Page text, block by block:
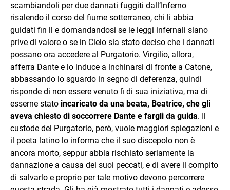
scambiandoli per due dannati fuggiti dall’Inferno
risalendo il corso del fiume sotterraneo, chi li abbia
guidati fin lì e domandandosi se le leggi infernali siano
prive di valore o se in Cielo sia stato deciso che i dannati
possano ora accedere al Purgatorio. Virgilio, allora,
afferra Dante e lo induce a inchinarsi di fronte a Catone,
abbassando lo sguardo in segno di deferenza, quindi
risponde di non essere venuto lì di sua iniziativa, ma di
esserne stato incaricato da una beata, Beatrice, che gli
aveva chiesto di soccorrere Dante e fargli da guida. Il
custode del Purgatorio, però, vuole maggiori spiegazioni e
il poeta latino lo informa che il suo discepolo non è
ancora morto, seppur abbia rischiato seriamente la
dannazione a causa dei suoi peccati, e di avere il compito
di salvarlo e proprio per tale motivo devono percorrere